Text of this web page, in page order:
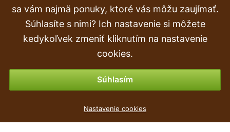
Doprava a doručenie
Objednávka
Vrátenie tovaru & vrátenie peňazí
sa vám najmä ponuky, ktoré vás môžu zaujímať.
Súhlasíte s nimi? Ich nastavenie si môžete
kedykoľvek zmeniť kliknutím na nastavenie
cookies.
Súhlasím
Nastavenie cookies